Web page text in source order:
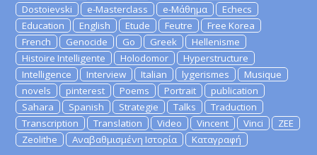
Dostoievski
e-Masterclass e-Μάθημα
Echecs
Education
English Etude Feutre
Free Korea
French
Genocide Go Greek
Hellenisme
Histoire Intelligente
Holodomor
Hyperstructure
Intelligence
Interview Italian lygerismes
Musique
novels
pinterest Poems Portrait
publication
Sahara
Spanish Strategie Talks
Traduction
Transcription
Translation Video Vincent Vinci
ZEE
Zeolithe
Αναβαθμισμένη Ιστορία Καταγραφή